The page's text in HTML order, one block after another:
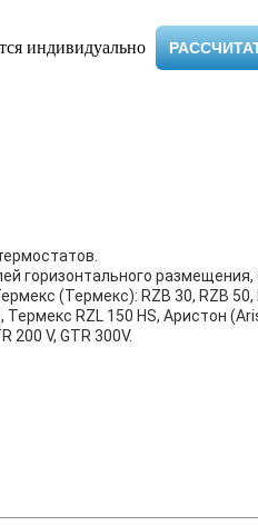
индивидуально
горизонтального размещения,
(Термекс): RZB 30, RZB 50,
Термекс RZL 150 HS, Аристон
200 V, GTR 300V.